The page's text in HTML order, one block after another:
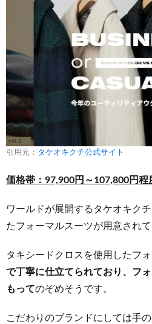
ロッパ
の融合
スーツ
量販店
系｜充
実なラ
インナ
ップの
スーツ
ブラン
5.1
ツセレ
クト】
スシー
ンでも
服を楽
しむ
5.2
引用元： タケオキクチ公式サイト
価格帯：97,900円～107,800円程
ワールドが展開するタケオキク
たフォーマルスーツが用意されて
タキシードクロスを使用したフォ
で丁寧に仕立てられており、フ
もってのぞめそうです。
こだわりのブランドにしては手